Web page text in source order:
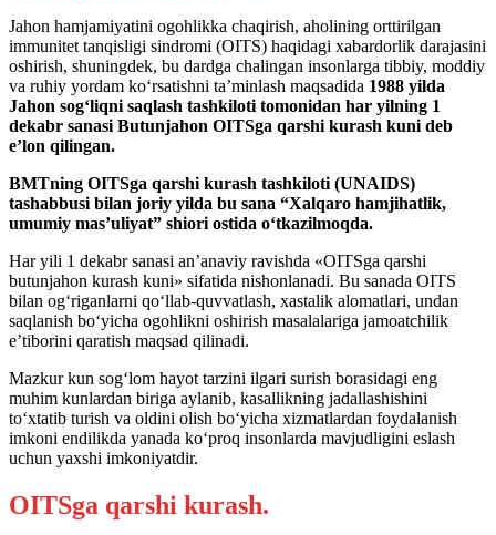
Jahon hamjamiyatini ogohlikka chaqirish, aholining orttirilgan
immunitet tanqisligi sindromi (OITS) haqidagi xabardorlik darajasini
oshirish, shuningdek, bu dardga chalingan insonlarga tibbiy, moddiy
va ruhiy yordam ko‘rsatishni ta’minlash maqsadida 1988 yilda
Jahon sog‘liqni saqlash tashkiloti tomonidan har yilning 1
dekabr sanasi Butunjahon OITSga qarshi kurash kuni deb
e’lon qilingan.
BMTning OITSga qarshi kurash tashkiloti (UNAIDS)
tashabbusi bilan joriy yilda bu sana “Xalqaro hamjihatlik,
umumiy mas’uliyat” shiori ostida o‘tkazilmoqda.
Har yili 1 dekabr sanasi an’anaviy ravishda «OITSga qarshi
butunjahon kurash kuni» sifatida nishonlanadi. Bu sanada OITS
bilan og‘riganlarni qo‘llab-quvvatlash, xastalik alomatlari, undan
saqlanish bo‘yicha ogohlikni oshirish masalalariga jamoatchilik
e’tiborini qaratish maqsad qilinadi.
Mazkur kun sog‘lom hayot tarzini ilgari surish borasidagi eng
muhim kunlardan biriga aylanib, kasallikning jadallashishini
to‘xtatib turish va oldini olish bo‘yicha xizmatlardan foydalanish
imkoni endilikda yanada ko‘proq insonlarda mavjudligini eslash
uchun yaxshi imkoniyatdir.
OITSga qarshi kurash.